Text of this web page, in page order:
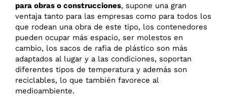
para obras o construcciones, supone una gran
ventaja tanto para las empresas como para todos los
que rodean una obra de este tipo, los contenedores
pueden ocupar más espacio, ser molestos en
cambio, los sacos de rafia de plástico son más
adaptados al lugar y a las condiciones, soportan
diferentes tipos de temperatura y además son
reciclables, lo que también favorece al
medioambiente.